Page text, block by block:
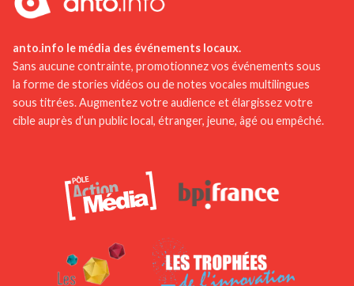
anto.info le média des événements locaux.
Sans aucune contrainte, promotionnez vos événements sous
la forme de stories vidéos ou de notes vocales multilingues
sous titrées. Augmentez votre audience et élargissez votre
cible auprès d’un public local, étranger, jeune, âgé ou empêché.